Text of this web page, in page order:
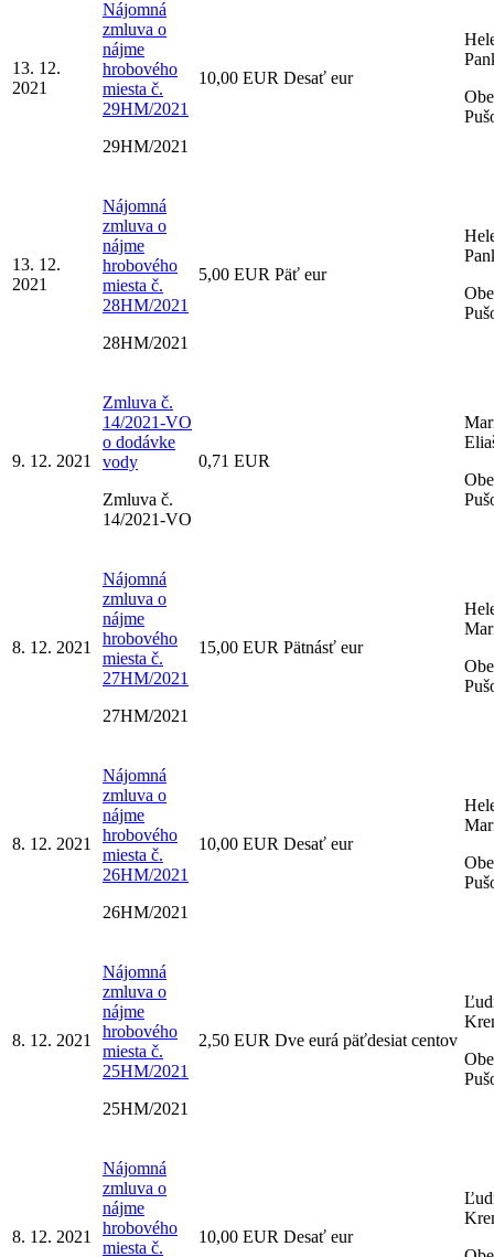
13. 12.
2021
Nájomná
zmluva o
nájme
hrobového
miesta č.
29HM/2021
29HM/2021
10,00 EUR Desať eur
13. 12.
2021
Nájomná
zmluva o
nájme
hrobového
miesta č.
28HM/2021
28HM/2021
5,00 EUR Päť eur
9. 12. 2021
Zmluva č.
14/2021-VO
o dodávke
vody
Zmluva č.
14/2021-VO
0,71 EUR
8. 12. 2021
Nájomná
zmluva o
nájme
hrobového
miesta č.
27HM/2021
27HM/2021
15,00 EUR Pätnásť eur
8. 12. 2021
Nájomná
zmluva o
nájme
hrobového
miesta č.
26HM/2021
26HM/2021
10,00 EUR Desať eur
8. 12. 2021
Nájomná
zmluva o
nájme
hrobového
miesta č.
25HM/2021
25HM/2021
2,50 EUR Dve eurá päťdesiat centov
8. 12. 2021
Nájomná
zmluva o
nájme
hrobového
miesta č.
10,00 EUR Desať eur